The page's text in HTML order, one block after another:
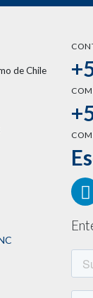
de Chile